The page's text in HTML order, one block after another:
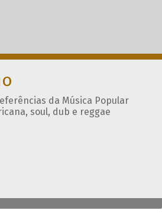
da Música Popular
soul, dub e reggae